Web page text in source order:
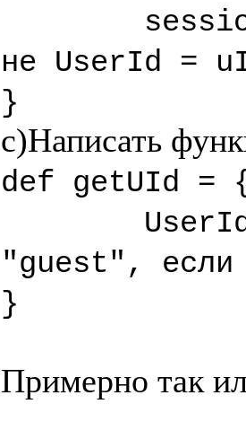
не UserId =
}
def getUId =
"guest", если
}
Примерно так